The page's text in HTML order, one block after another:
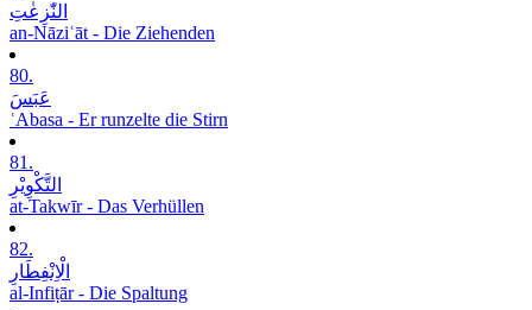
النّٰزِعٰتِ
an-Nāziʿāt - Die Ziehenden
80.
عَبَسَ
ʿAbasa - Er runzelte die Stirn
81.
التَّکْوِیْرِ
at-Takwīr - Das Verhüllen
82.
الْاِنْفِطَارِ
al-Infiṭār - Die Spaltung